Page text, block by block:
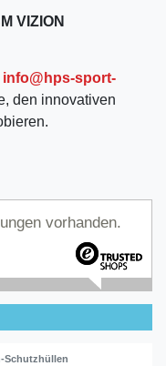
VIZION
info@hps-sport-
den innovativen
vorhanden.
Schutzhüllen